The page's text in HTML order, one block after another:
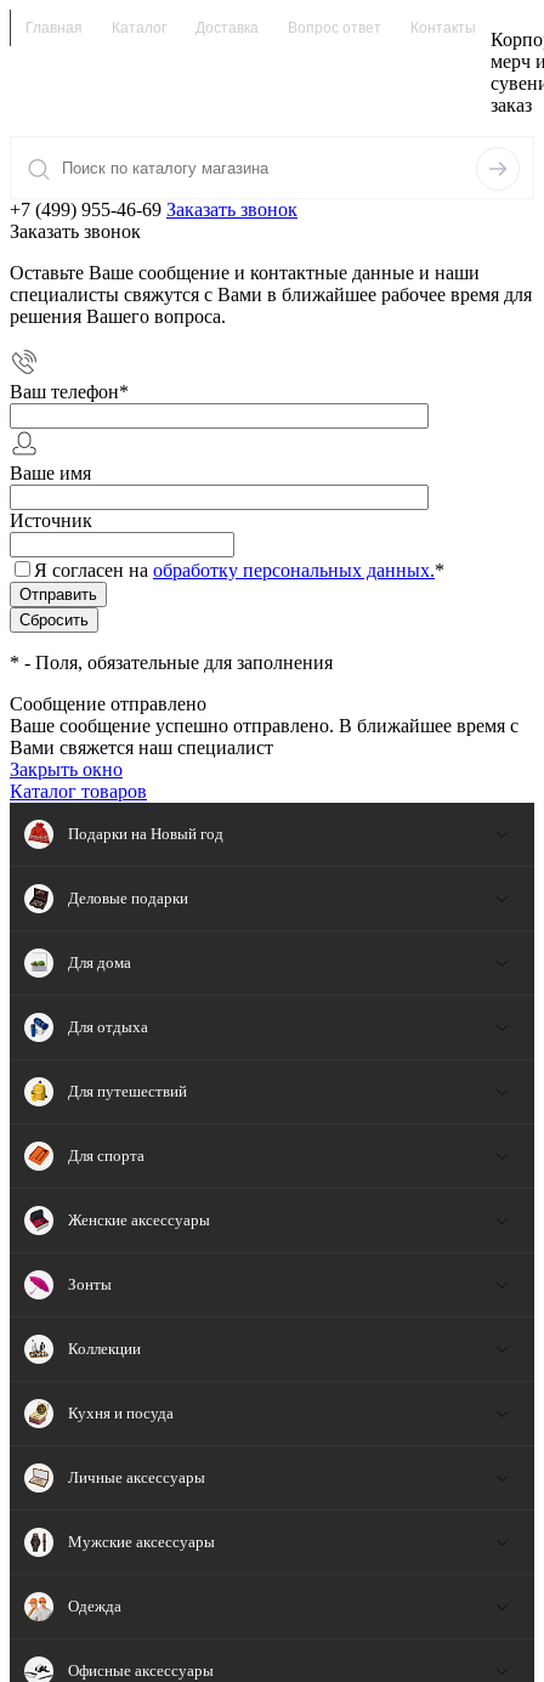
Главная Каталог Доставка Вопрос ответ Контакты
мерч
заказ
+7 (499) 955-46-69 Заказать звонок
Заказать звонок
Оставьте Ваше сообщение и контактные данные и наши
специалисты свяжутся с Вами в ближайшее рабочее время для
решения Вашего вопроса.
Ваш телефон*
Ваше имя
Источник
Я согласен на обработку персональных данных.*
* - Поля, обязательные для заполнения
Сообщение отправлено
Ваше сообщение успешно отправлено. В ближайшее время с
Вами свяжется наш специалист
Закрыть окно
Каталог товаров
Подарки на Новый год
Деловые подарки
Для дома
Для отдыха
Для путешествий
Для спорта
Женские аксессуары
Зонты
Коллекции
Кухня и посуда
Личные аксессуары
Мужские аксессуары
Одежда
Офисные аксессуары